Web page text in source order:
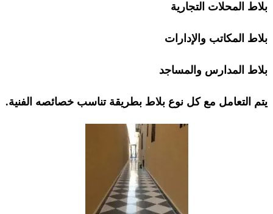
بلاط المحلات التجارية
بلاط المكاتب والإدارات
بلاط المدارس والمساجد
يتم التعامل مع كل نوع بلاط بطريقة تناسب خصائصه الفنية.